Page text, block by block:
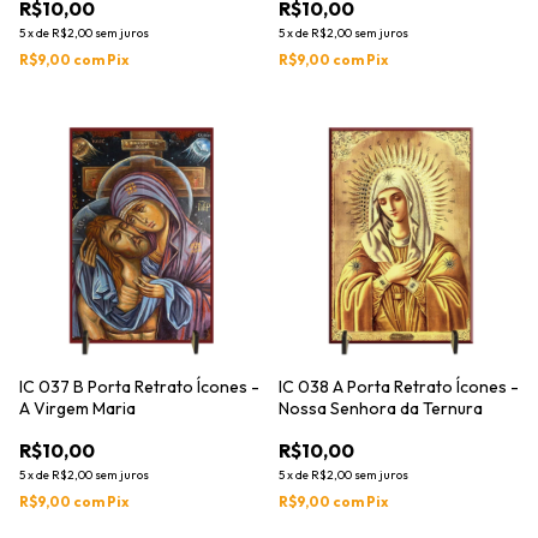
R$10,00
5xde R$2,00 sem juros
R$9,00 com Pix
R$10,00
5xde R$2,00 sem juros
R$9,00 com Pix
IC 037 B Porta Retrato Ícones -
A Virgem Maria
R$10,00
5xde R$2,00 sem juros
R$9,00 com Pix
IC 038 A Porta Retrato Ícones -
Nossa Senhora da Ternura
R$10,00
5xde R$2,00 sem juros
R$9,00 com Pix